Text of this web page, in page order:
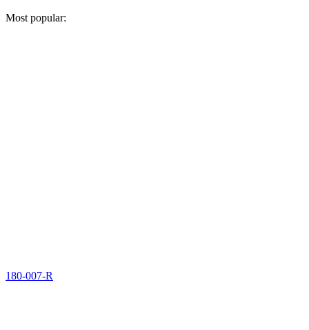
Most popular:
180-007-R